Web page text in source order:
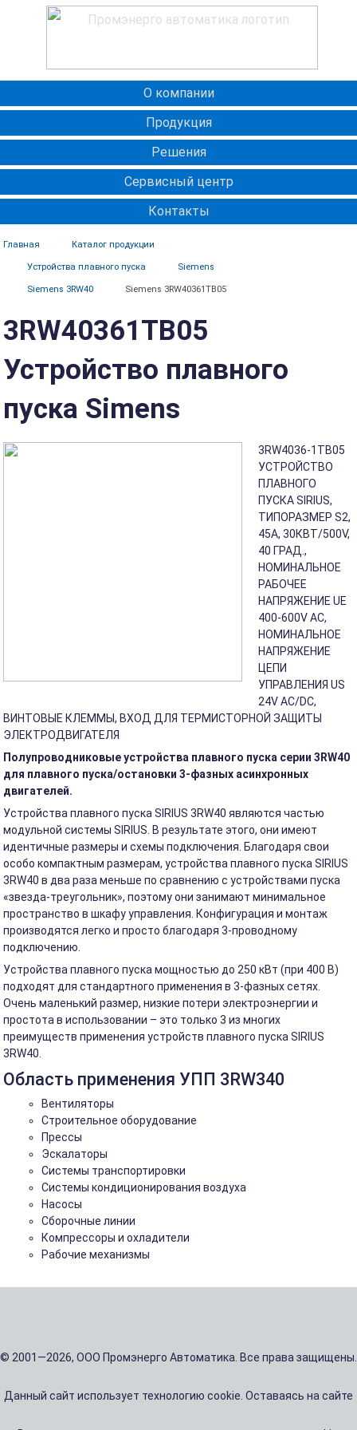
О компании
Продукция
Решения
Сервисный центр
Контакты
Главная Каталог продукции
Устройства плавного пуска Siemens
Siemens 3RW40 Siemens 3RW40361TB05
3RW40361TB05
Устройство плавного
пуска Simens
3RW4036-1TB05
УСТРОЙСТВО
ПЛАВНОГО
ПУСКА SIRIUS,
ТИПОРАЗМЕР S2,
45A, 30КВТ/500V,
40 ГРАД.,
НОМИНАЛЬНОЕ
РАБОЧЕЕ
НАПРЯЖЕНИЕ UE
400-600V AC,
НОМИНАЛЬНОЕ
НАПРЯЖЕНИЕ
ЦЕПИ
УПРАВЛЕНИЯ US
24V AC/DC,
ВИНТОВЫЕ КЛЕММЫ, ВХОД ДЛЯ ТЕРМИСТОРНОЙ ЗАЩИТЫ
ЭЛЕКТРОДВИГАТЕЛЯ
Полупроводниковые устройства плавного пуска серии 3RW40
для плавного пуска/остановки 3-фазных асинхронных
двигателей.
Устройства плавного пуска SIRIUS 3RW40 являются частью
модульной системы SIRIUS. В результате этого, они имеют
идентичные размеры и схемы подключения. Благодаря свои
особо компактным размерам, устройства плавного пуска SIRIUS
3RW40 в два раза меньше по сравнению с устройствами пуска
«звезда-треугольник», поэтому они занимают минимальное
пространство в шкафу управления. Конфигурация и монтаж
производятся легко и просто благодаря 3-проводному
подключению.
Устройства плавного пуска мощностью до 250 кВт (при 400 В)
подходят для стандартного применения в 3-фазных сетях.
Очень маленький размер, низкие потери электроэнергии и
простота в использовании – это только 3 из многих
преимуществ применения устройств плавного пуска SIRIUS
3RW40.
Область применения УПП 3RW340
Вентиляторы
Строительное оборудование
Прессы
Эскалаторы
Системы транспортировки
Системы кондиционирования воздуха
Насосы
Сборочные линии
Компрессоры и охладители
Рабочие механизмы
© 2001—2026, ООО Промэнерго Автоматика. Все права защищены.
Данный сайт использует технологию cookie. Оставаясь на сайте